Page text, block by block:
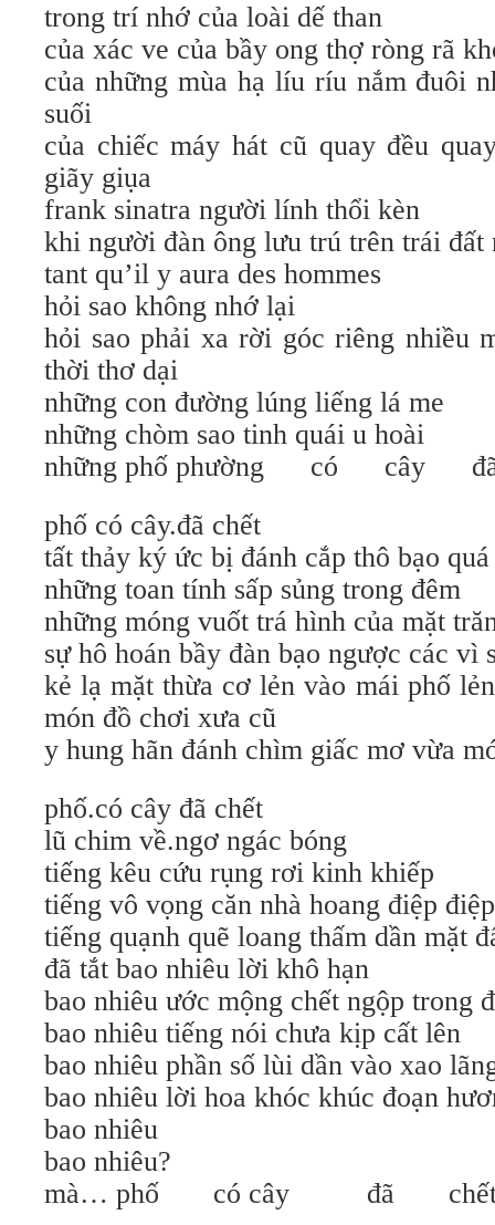
trong trí nhớ của loài dế than
của xác ve của bầy ong thợ ròng rã
của những mùa hạ líu ríu nắm đuôi
suối
của chiếc máy hát cũ quay đều
giãy giụa
frank sinatra người lính thổi kèn
khi người đàn ông lưu trú trên trái đất
tant qu’il y aura des hommes
hỏi sao không nhớ lại
hỏi sao phải xa rời góc riêng nhiều
thời thơ dại
những con đường lúng liếng lá me
những chòm sao tinh quái u hoài
những phố phường có
phố có cây.đã chết
tất thảy ký ức bị đánh cắp thô bạo quá
những toan tính sấp sủng trong đêm
những móng vuốt trá hình của mặt
sự hô hoán bầy đàn bạo ngược các vì
kẻ lạ mặt thừa cơ lẻn vào mái phố
món đồ chơi xưa cũ
y hung hãn đánh chìm giấc mơ vừa
phố.có cây đã chết
lũ chim về.ngơ ngác bóng
tiếng kêu cứu rụng rơi kinh khiếp
tiếng vô vọng căn nhà hoang điệp điệp
tiếng quạnh quẽ loang thấm dần mặt
đã tắt bao nhiêu lời khô hạn
bao nhiêu ước mộng chết ngộp trong
bao nhiêu tiếng nói chưa kịp cất lên
bao nhiêu phần số lùi dần vào xao
bao nhiêu lời hoa khóc khúc đoạn
bao nhiêu
bao nhiêu?
mà… phố có cây đã